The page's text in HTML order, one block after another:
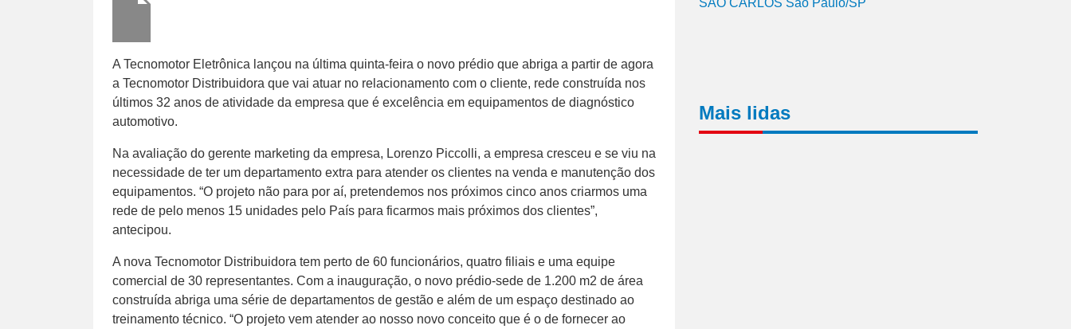
A Tecnomotor Eletrônica lançou na última quinta-feira o novo prédio que abriga a partir de agora
a Tecnomotor Distribuidora que vai atuar no relacionamento com o cliente, rede construída nos
últimos 32 anos de atividade da empresa que é excelência em equipamentos de diagnóstico
automotivo.
Na avaliação do gerente marketing da empresa, Lorenzo Piccolli, a empresa cresceu e se viu na
necessidade de ter um departamento extra para atender os clientes na venda e manutenção dos
equipamentos. “O projeto não para por aí, pretendemos nos próximos cinco anos criarmos uma
rede de pelo menos 15 unidades pelo País para ficarmos mais próximos dos clientes”,
antecipou.
A nova Tecnomotor Distribuidora tem perto de 60 funcionários, quatro filiais e uma equipe
comercial de 30 representantes. Com a inauguração, o novo prédio-sede de 1.200 m2 de área
construída abriga uma série de departamentos de gestão e além de um espaço destinado ao
treinamento técnico. “O projeto vem atender ao nosso novo conceito que é o de fornecer ao
Mais lidas